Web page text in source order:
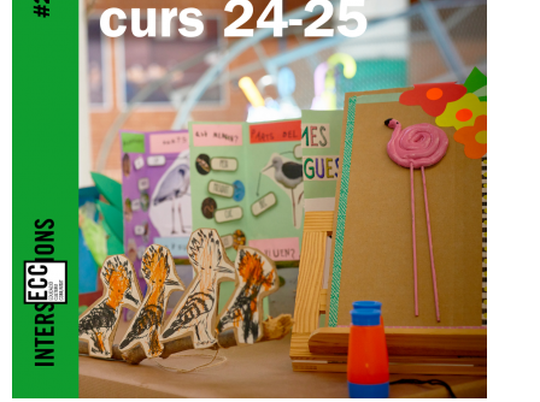
Conoce los proyectos y toda la
actualidad de IntersECCions